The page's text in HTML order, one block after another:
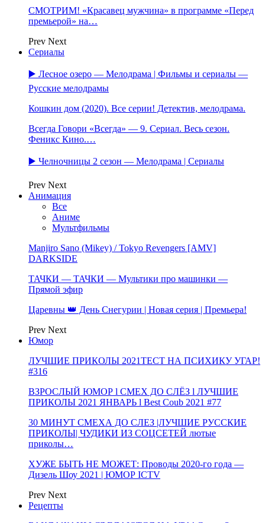
СМОТРИМ! «Красавец мужчина» в программе «Перед
премьерой» на…
Prev Next
Сериалы
▶️ Лесное озеро — Мелодрама | Фильмы и сериалы —
Русские мелодрамы
Кошкин дом (2020). Все серии! Детектив, мелодрама.
Всегда Говори «Всегда» — 9. Сериал. Весь сезон.
Феникс Кино.…
▶️ Челночницы 2 сезон — Мелодрама | Сериалы
Prev Next
Анимация
Все
Аниме
Мультфильмы
Manjiro Sano (Mikey) / Tokyo Revengers [AMV]
DARKSIDE
ТАЧКИ — ТАЧКИ — Мультики про машинки —
Прямой эфир
Царевны 👑 День Снегурии | Новая серия | Премьера!
Prev Next
Юмор
ЛУЧШИЕ ПРИКОЛЫ 2021ТЕСТ НА ПСИХИКУ УГАР!
#316
ВЗРОСЛЫЙ ЮМОР l СМЕХ ДО СЛЁЗ l ЛУЧШИЕ
ПРИКОЛЫ 2021 ЯНВАРЬ l Best Coub 2021 #77
30 МИНУТ СМЕХА ДО СЛЕЗ |ЛУЧШИЕ РУССКИЕ
ПРИКОЛЫ| ЧУДИКИ ИЗ СОЦСЕТЕЙ лютые
приколы…
ХУЖЕ БЫТЬ НЕ МОЖЕТ: Проводы 2020-го года —
Дизель Шоу 2021 | ЮМОР ICTV
Prev Next
Рецепты